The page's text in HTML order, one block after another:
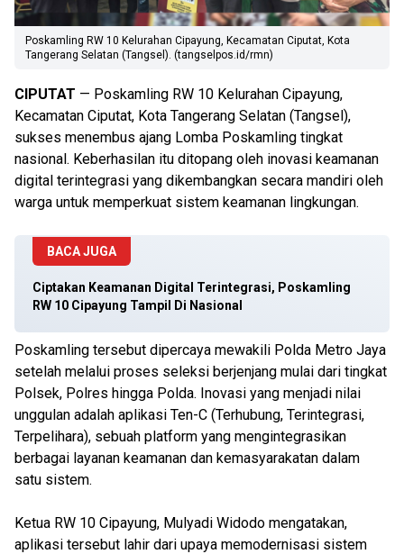
Poskamling RW 10 Kelurahan Cipayung, Kecamatan Ciputat, Kota
Tangerang Selatan (Tangsel). (tangselpos.id/rmn)
CIPUTAT — Poskamling RW 10 Kelurahan Cipayung,
Kecamatan Ciputat, Kota Tangerang Selatan (Tangsel),
sukses menembus ajang Lomba Poskamling tingkat
nasional. Keberhasilan itu ditopang oleh inovasi keamanan
digital terintegrasi yang dikembangkan secara mandiri oleh
warga untuk memperkuat sistem keamanan lingkungan.
BACA JUGA
Ciptakan Keamanan Digital Terintegrasi, Poskamling
RW 10 Cipayung Tampil Di Nasional
Poskamling tersebut dipercaya mewakili Polda Metro Jaya
setelah melalui proses seleksi berjenjang mulai dari tingkat
Polsek, Polres hingga Polda. Inovasi yang menjadi nilai
unggulan adalah aplikasi Ten-C (Terhubung, Terintegrasi,
Terpelihara), sebuah platform yang mengintegrasikan
berbagai layanan keamanan dan kemasyarakatan dalam
satu sistem.
Ketua RW 10 Cipayung, Mulyadi Widodo mengatakan,
aplikasi tersebut lahir dari upaya memodernisasi sistem